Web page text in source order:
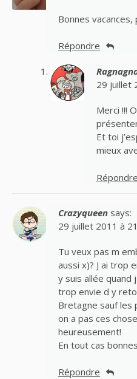
Bonnes
Répondre
29 juillet
Merci !!!
Et toi
mieux
Répondre
Crazyqueen says:
29 juillet 2011 à
Tu veux pas m
aussi x)? J ai trop
y suis allée
trop envie d y
Bretagne sauf les
on a pas ces
heureusement!
En tout cas
Répondre